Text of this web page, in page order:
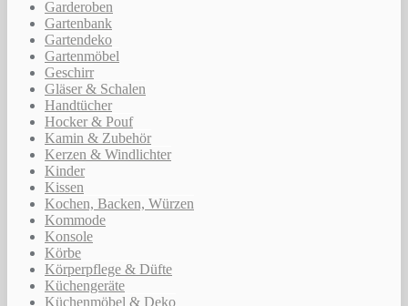
Garderoben
Gartenbank
Gartendeko
Gartenmöbel
Geschirr
Gläser & Schalen
Handtücher
Hocker & Pouf
Kamin & Zubehör
Kerzen & Windlichter
Kinder
Kissen
Kochen, Backen, Würzen
Kommode
Konsole
Körbe
Körperpflege & Düfte
Küchengeräte
Küchenmöbel & Deko